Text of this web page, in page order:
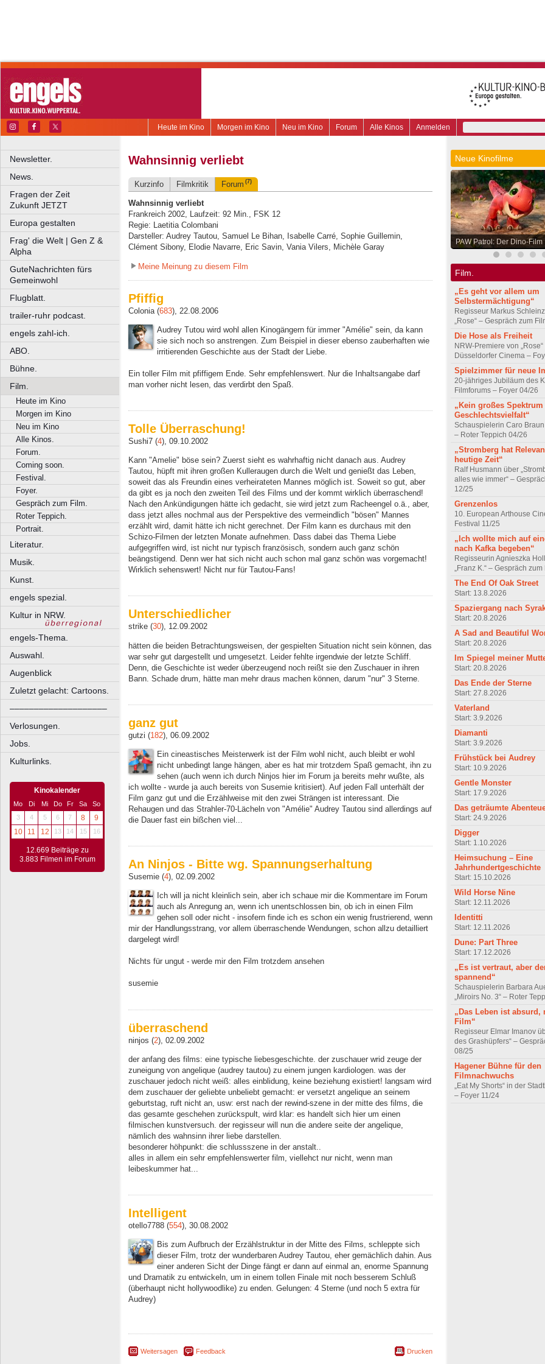
Anmelden
Alle Kinos
Forum
Neu im Kino
Morgen im Kino
Heute im Kino
Newsletter.
News.
Fragen der Zeit
Zukunft JETZT
Europa gestalten
Frag' die Welt | Gen Z &
Alpha
GuteNachrichten fürs
Gemeinwohl
Flugblatt.
trailer-ruhr podcast.
engels zahl-ich.
ABO.
Bühne.
Film.
Heute im Kino
Morgen im Kino
Neu im Kino
Alle Kinos.
Forum.
Coming soon.
Festival.
Foyer.
Gespräch zum Film.
Roter Teppich.
Portrait.
Literatur.
Musik.
Kunst.
engels spezial.
Kultur in NRW.
engels-Thema.
Auswahl.
Augenblick
Zuletzt gelacht: Cartoons.
––––––––––––––––––––
Verlosungen.
Jobs.
Kulturlinks.
Kinokalender
Mo Di Mi Do Fr Sa
So
3
4 5 6 7 8
9
10
11 12 13 14 15 16
12.669 Beiträge zu
3.883 Filmen im Forum
Wahnsinnig verliebt
Kurzinfo Filmkritik Forum (7)
Wahnsinnig verliebt
Frankreich 2002, Laufzeit: 92 Min., FSK 12
Regie: Laetitia Colombani
Darsteller: Audrey Tautou, Samuel Le Bihan, Isabelle Carré, Sophie Guillemin,
Clément Sibony, Elodie Navarre, Eric Savin, Vania Vilers, Michèle Garay
Meine Meinung zu diesem Film
Pfiffig
Colonia (683), 22.08.2006
Audrey Tutou wird wohl allen Kinogängern für immer "Amélie" sein, da kann
sie sich noch so anstrengen. Zum Beispiel in dieser ebenso zauberhaften wie
irritierenden Geschichte aus der Stadt der Liebe.
Ein toller Film mit pfiffigem Ende. Sehr empfehlenswert. Nur die Inhaltsangabe darf
man vorher nicht lesen, das verdirbt den Spaß.
Tolle Überraschung!
Sushi7 (4), 09.10.2002
Kann "Amelie" böse sein? Zuerst sieht es wahrhaftig nicht danach aus. Audrey
Tautou, hüpft mit ihren großen Kulleraugen durch die Welt und genießt das Leben,
soweit das als Freundin eines verheirateten Mannes möglich ist. Soweit so gut, aber
da gibt es ja noch den zweiten Teil des Films und der kommt wirklich überraschend!
Nach den Ankündigungen hätte ich gedacht, sie wird jetzt zum Racheengel o.ä., aber,
dass jetzt alles nochmal aus der Perspektive des vermeindlich "bösen" Mannes
erzählt wird, damit hätte ich nicht gerechnet. Der Film kann es durchaus mit den
Schizo-Filmen der letzten Monate aufnehmen. Dass dabei das Thema Liebe
aufgegriffen wird, ist nicht nur typisch französisch, sondern auch ganz schön
beängstigend. Denn wer hat sich nicht auch schon mal ganz schön was vorgemacht!
Wirklich sehenswert! Nicht nur für Tautou-Fans!
Unterschiedlicher
strike (30), 12.09.2002
hätten die beiden Betrachtungsweisen, der gespielten Situation nicht sein können, das
war sehr gut dargestellt und umgesetzt. Leider fehlte irgendwie der letzte Schliff.
Denn, die Geschichte ist weder überzeugend noch reißt sie den Zuschauer in ihren
Bann. Schade drum, hätte man mehr draus machen können, darum "nur" 3 Sterne.
ganz gut
gutzi (182), 06.09.2002
Ein cineastisches Meisterwerk ist der Film wohl nicht, auch bleibt er wohl
nicht unbedingt lange hängen, aber es hat mir trotzdem Spaß gemacht, ihn zu
sehen (auch wenn ich durch Ninjos hier im Forum ja bereits mehr wußte, als
ich wollte - wurde ja auch bereits von Susemie kritisiert). Auf jeden Fall unterhält der
Film ganz gut und die Erzählweise mit den zwei Strängen ist interessant. Die
Rehaugen und das Strahler-70-Lächeln von "Amélie" Audrey Tautou sind allerdings auf
die Dauer fast ein bißchen viel...
An Ninjos - Bitte wg. Spannungserhaltung
Susemie (4), 02.09.2002
Ich will ja nicht kleinlich sein, aber ich schaue mir die Kommentare im Forum
auch als Anregung an, wenn ich unentschlossen bin, ob ich in einen Film
gehen soll oder nicht - insofern finde ich es schon ein wenig frustrierend, wenn
mir der Handlungsstrang, vor allem überraschende Wendungen, schon allzu detailliert
dargelegt wird!
Nichts für ungut - werde mir den Film trotzdem ansehen
susemie
überraschend
ninjos (2), 02.09.2002
der anfang des films: eine typische liebesgeschichte. der zuschauer wrid zeuge der
zuneigung von angelique (audrey tautou) zu einem jungen kardiologen. was der
zuschauer jedoch nicht weiß: alles einblidung, keine beziehung existiert! langsam wird
dem zuschauer der geliebte unbeliebt gemacht: er versetzt angelique an seinem
geburtstag, ruft nicht an, usw: erst nach der rewind-szene in der mitte des films, die
das gesamte geschehen zurückspult, wird klar: es handelt sich hier um einen
filmischen kunstversuch. der regisseur will nun die andere seite der angelique,
nämlich des wahnsinn ihrer liebe darstellen.
besonderer höhpunkt: die schlussszene in der anstalt..
alles in allem ein sehr empfehlenswerter film, viellehct nur nicht, wenn man
leibeskummer hat...
Intelligent
otello7788 (554), 30.08.2002
Bis zum Aufbruch der Erzählstruktur in der Mitte des Films, schleppte sich
dieser Film, trotz der wunderbaren Audrey Tautou, eher gemächlich dahin. Aus
einer anderen Sicht der Dinge fängt er dann auf einmal an, enorme Spannung
und Dramatik zu entwickeln, um in einem tollen Finale mit noch besserem Schluß
(überhaupt nicht hollywoodlike) zu enden. Gelungen: 4 Sterne (und noch 5 extra für
Audrey)
Weitersagen Feedback Drucken
Neue Kinofilme
PAW Patrol: Der Dino-Film
Film.
„Es geht vor allem um
Selbstermächtigung“
Regisseur Markus
„Rose“ – Gespräch zum
Die Hose als Freiheit
NRW-Premiere von „Rose“
Düsseldorfer Cinema –
Spielzimmer für neue
20-jähriges Jubiläum des
Filmforums – Foyer 04/26
„Kein großes Spektrum
Geschlechtsvielfalt“
Schauspielerin Caro Braun
– Roter Teppich 04/26
„Stromberg hat
heutige Zeit“
Ralf Husmann über
alles wie immer“ –
12/25
Grenzenlos
10. European Arthouse
Festival 11/25
„Ich wollte mich auf
nach Kafka begeben“
Regisseurin Agnieszka
„Franz K.“ – Gespräch
The End Of Oak Street
Start: 13.8.2026
Spaziergang nach
Start: 20.8.2026
A Sad and Beautiful
Start: 20.8.2026
Im Spiegel meiner
Start: 20.8.2026
Das Ende der Sterne
Start: 27.8.2026
Vaterland
Start: 3.9.2026
Diamanti
Start: 3.9.2026
Frühstück bei Audrey
Start: 10.9.2026
Gentle Monster
Start: 17.9.2026
Das geträumte
Start: 24.9.2026
Digger
Start: 1.10.2026
Heimsuchung – Eine
Jahrhundertgeschichte
Start: 15.10.2026
Wild Horse Nine
Start: 12.11.2026
Identitti
Start: 12.11.2026
Dune: Part Three
Start: 17.12.2026
„Es ist vertraut, aber
spannend“
Schauspielerin Barbara
„Miroirs No. 3“ – Roter
„Das Leben ist absurd,
Film“
Regisseur Elmar Imanov
des Grashüpfers“ –
08/25
Hagener Bühne für den
Filmnachwuchs
„Eat My Shorts“ in der
– Foyer 11/24